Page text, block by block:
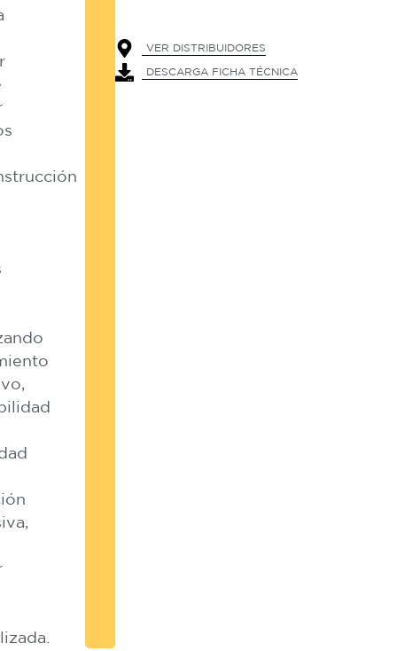
VER DISTRIBUIDORES
DESCARGA FICHA TÉCNICA